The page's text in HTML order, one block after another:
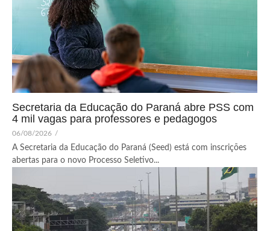
Secretaria da Educação do Paraná abre PSS com
4 mil vagas para professores e pedagogos
06/08/2026 /
A Secretaria da Educação do Paraná (Seed) está com inscrições
abertas para o novo Processo Seletivo...